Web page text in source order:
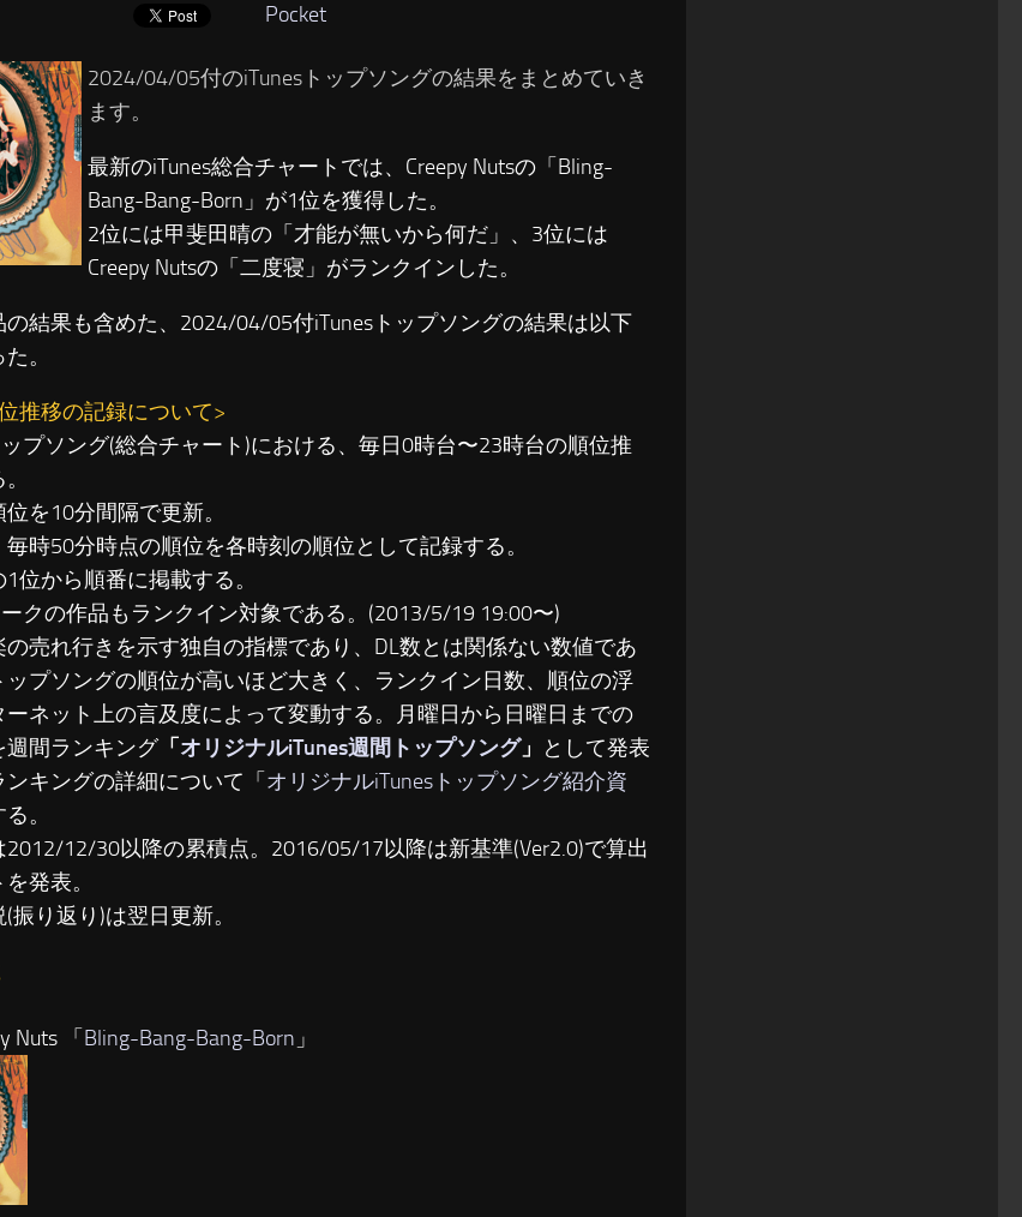
Pocket
2024/04/05付のiTunesトップソングの結果をまとめていき
ます。
最新のiTunes総合チャートでは、Creepy Nutsの「Bling-
Bang-Bang-Born」が1位を獲得した。
2位には甲斐田晴の「才能が無いから何だ」、3位には
Creepy Nutsの「二度寝」がランクインした。
の結果も含めた、2024/04/05付iTunesトップソングの結果は以下
。
推移の記録について>
ップソング(総合チャート)における、毎日0時台〜23時台の順位推
位を10分間隔で更新。
時50分時点の順位を各時刻の順位として記録する。
1位から順番に掲載する。
ークの作品もランクイン対象である。(2013/5/19 19:00〜)
の売れ行きを示す独自の指標であり、DL数とは関係ない数値であ
ップソングの順位が高いほど大きく、ランクイン日数、順位の浮
ネット上の言及度によって変動する。月曜日から日曜日までの
間ランキング「 オリジナルiTunes週間トップソング」 として発表
キングの詳細について「 オリジナルiTunesトップソング紹介資
。
2012/12/30以降の累積点。2016/05/17以降は新基準(Ver2.0)で算出
発表。
振り返り)は翌日更新。
Nuts 「 Bling-Bang-Bang-Born 」